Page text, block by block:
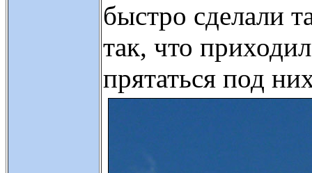
быстро сделали
так, что
прятаться под